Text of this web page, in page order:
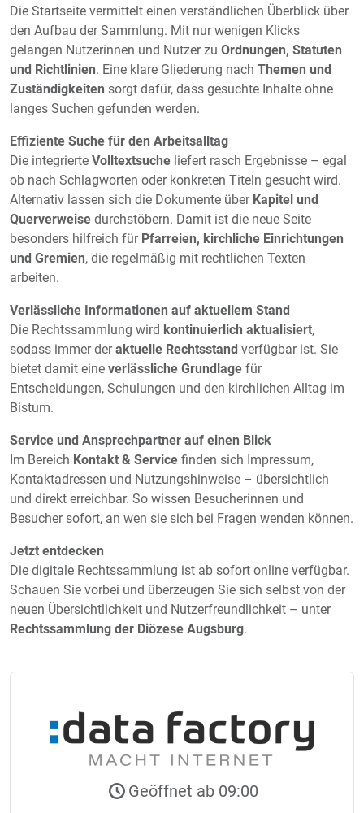
Die Startseite vermittelt einen verständlichen Überblick über
den Aufbau der Sammlung. Mit nur wenigen Klicks
gelangen Nutzerinnen und Nutzer zu Ordnungen, Statuten
und Richtlinien. Eine klare Gliederung nach Themen und
Zuständigkeiten sorgt dafür, dass gesuchte Inhalte ohne
langes Suchen gefunden werden.
Effiziente Suche für den Arbeitsalltag
Die integrierte Volltextsuche liefert rasch Ergebnisse – egal
ob nach Schlagworten oder konkreten Titeln gesucht wird.
Alternativ lassen sich die Dokumente über Kapitel und
Querverweise durchstöbern. Damit ist die neue Seite
besonders hilfreich für Pfarreien, kirchliche Einrichtungen
und Gremien, die regelmäßig mit rechtlichen Texten
arbeiten.
Verlässliche Informationen auf aktuellem Stand
Die Rechtssammlung wird kontinuierlich aktualisiert,
sodass immer deraktuelle Rechtsstand verfügbar ist. Sie
bietet damit eine verlässliche Grundlage für
Entscheidungen, Schulungen und den kirchlichen Alltag im
Bistum.
Service und Ansprechpartner auf einen Blick
Im Bereich Kontakt & Service finden sich Impressum,
Kontaktadressen und Nutzungshinweise – übersichtlich
und direkt erreichbar. So wissen Besucherinnen und
Besucher sofort, an wen sie sich bei Fragen wenden können.
Jetzt entdecken
Die digitale Rechtssammlung ist ab sofort online verfügbar.
Schauen Sie vorbei und überzeugen Sie sich selbst von der
neuen Übersichtlichkeit und Nutzerfreundlichkeit – unter
Rechtssammlung der Diözese Augsburg.
Geöffnet ab 09:00